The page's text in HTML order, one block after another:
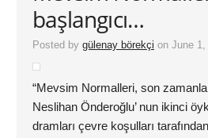
başlangıcı…
Posted by gülenay börekçi on June
“Mevsim Normalleri, son
Neslihan Önderoğlu’ nun ikinci
dramları çevre koşulları